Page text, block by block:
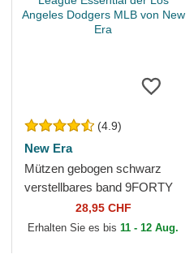
(4.9)
New Era
Mützen gebogen schwarz
verstellbares band 9FORTY
League Essential der Los
Angeles Dodgers MLB von...
28,95 CHF
Erhalten Sie es bis 11 - 12 Aug.